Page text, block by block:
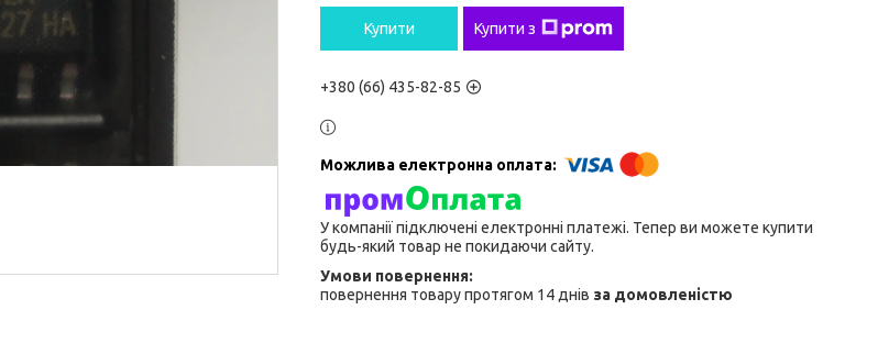
Купити Купити з
+380 (66) 435-82-85
У компанії підключені електронні платежі. Тепер ви можете купити
будь-який товар не покидаючи сайту.
повернення товару протягом 14 днів за домовленістю